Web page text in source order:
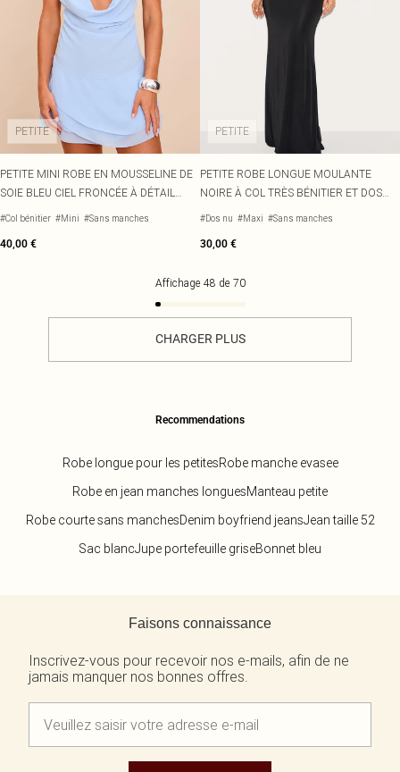
PETITE
PETITE MINI ROBE EN MOUSSELINE DE
SOIE BLEU CIEL FRONCÉE À DÉTAIL
FOULARD ET COL BÉNITIER
#Col bénitier #Mini #Sans manches
40,00 €
PETITE
PETITE ROBE LONGUE MOULANTE
NOIRE À COL TRÈS BÉNITIER ET DOS
OUVERT
#Dos nu #Maxi #Sans manches
30,00 €
Affichage 48 de 70
CHARGER PLUS
Recommendations
Robe longue pour les petitesRobe manche evasee
Robe en jean manches longuesManteau petite
Robe courte sans manchesDenim boyfriend jeansJean taille 52
Sac blancJupe portefeuille griseBonnet bleu
Faisons connaissance
Inscrivez-vous pour recevoir nos e-mails, afin de ne
jamais manquer nos bonnes offres.